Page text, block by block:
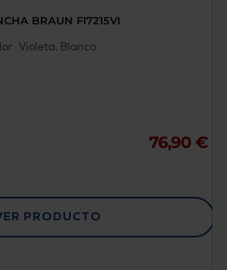
BRAUN FI7215VI
: Violeta, Blanco
76,90 €
PRODUCTO